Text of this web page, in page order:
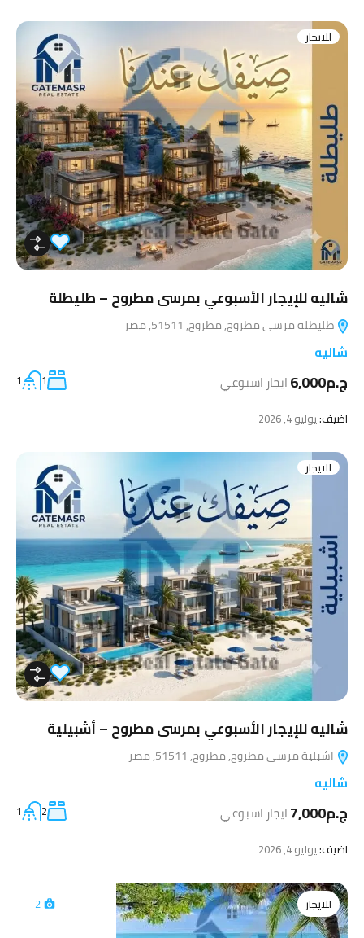
للايجار
شاليه للإيجار الأسبوعي بمرسى مطروح – طليطلة
طليطلة مرسى مطروح, مطروح, 51511, مصر
شاليه
ج.م6,000 ايجار اسبوعي 1
1
اضيف:يوليو 4, 2026
للايجار
شاليه للإيجار الأسبوعي بمرسى مطروح – أشبيلية
اشبلية مرسى مطروح, مطروح, 51511, مصر
شاليه
ج.م7,000 ايجار اسبوعي 2
1
اضيف:يوليو 4, 2026
للايجار 2